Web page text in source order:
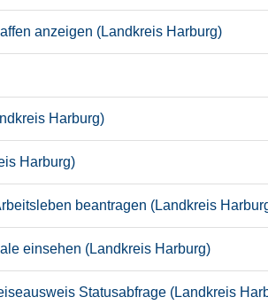
anzeigen (Landkreis Harburg)
Harburg)
Harburg)
beantragen (Landkreis
einsehen (Landkreis Harburg)
Statusabfrage (Landkreis